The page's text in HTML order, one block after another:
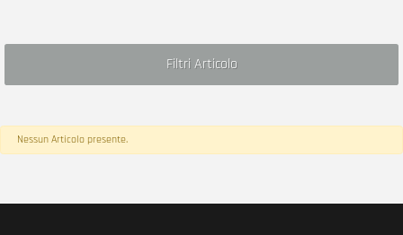
Filtri Articolo
Nessun Articolo presente.